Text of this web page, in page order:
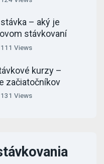
– aký je
stávkovaní
111 Views
kurzy –
začiatočníkov
131 Views